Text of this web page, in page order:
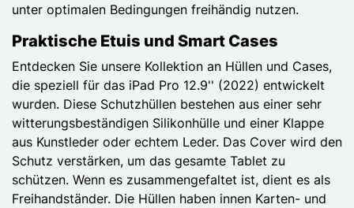
unter optimalen Bedingungen freihändig nutzen.
Praktische Etuis und Smart Cases
Entdecken Sie unsere Kollektion an Hüllen und Cases,
die speziell für das iPad Pro 12.9'' (2022) entwickelt
wurden. Diese Schutzhüllen bestehen aus einer sehr
witterungsbeständigen Silikonhülle und einer Klappe
aus Kunstleder oder echtem Leder. Das Cover wird den
Schutz verstärken, um das gesamte Tablet zu
schützen. Wenn es zusammengefaltet ist, dient es als
Freihandständer. Die Hüllen haben innen Karten- und